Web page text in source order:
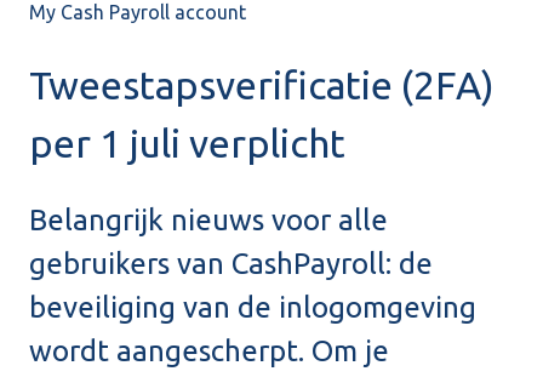
My Cash Payroll account
Tweestapsverificatie (2FA)
per 1 juli verplicht
Belangrijk nieuws voor alle
gebruikers van CashPayroll: de
beveiliging van de inlogomgeving
wordt aangescherpt. Om je